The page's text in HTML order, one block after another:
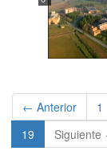
← Anterior 1
19 (current)